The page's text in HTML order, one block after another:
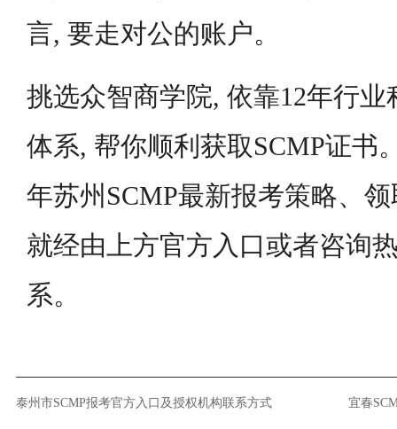
言, 要走对公的账户。
挑选众智商学院, 依靠12年行
体系, 帮你顺利获取SCMP证书
年苏州SCMP最新报考策略、
就经由上方官方入口或者咨询
系。
泰州市SCMP报考官方入口及授权机构联系方式 宜春